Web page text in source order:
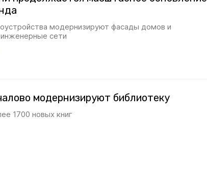
модернизируют фасады домов и
сети
модернизируют библиотеку
1700 новых книг